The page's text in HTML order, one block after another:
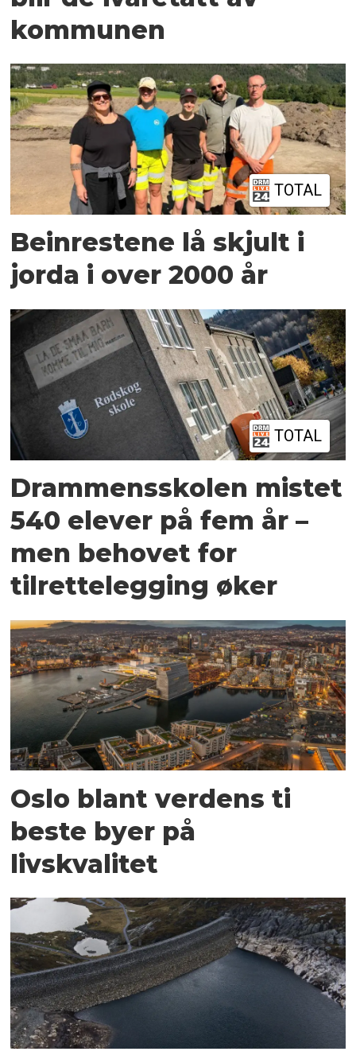
kommunen
TOTAL
Beinrestene lå skjult i
jorda i over 2000 år
TOTAL
Drammensskolen mistet
540 elever på fem år –
men behovet for
tilrettelegging øker
Oslo blant verdens ti
beste byer på
livskvalitet